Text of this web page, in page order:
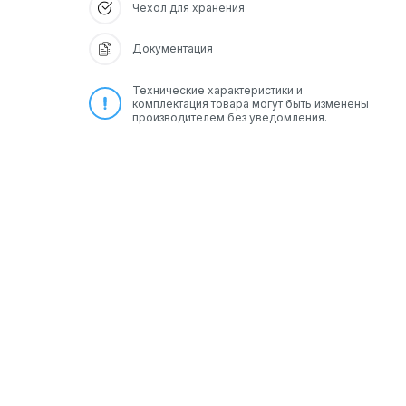
Чехол для хранения
Документация
Технические характеристики и
комплектация товара могут быть изменены
производителем без уведомления.